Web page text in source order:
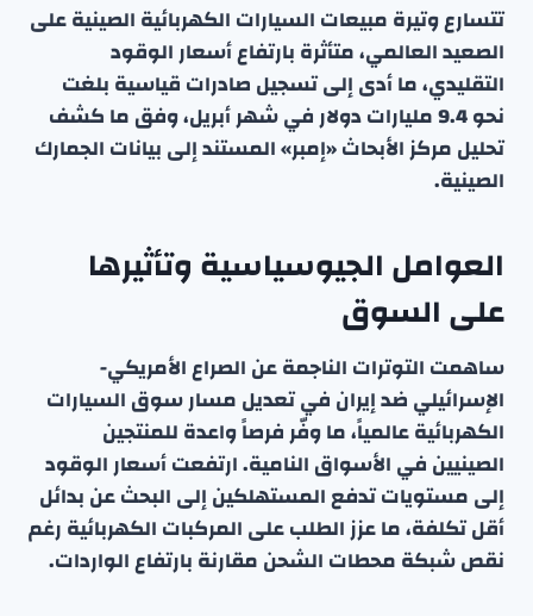
تتسارع وتيرة مبيعات السيارات الكهربائية الصينية على
الصعيد العالمي، متأثرة بارتفاع أسعار الوقود
التقليدي، ما أدى إلى تسجيل صادرات قياسية بلغت
نحو 9.4 مليارات دولار في شهر أبريل، وفق ما كشف
تحليل مركز الأبحاث «إمبر» المستند إلى بيانات الجمارك
الصينية.
العوامل الجيوسياسية وتأثيرها
على السوق
ساهمت التوترات الناجمة عن الصراع الأمريكي-
الإسرائيلي ضد إيران في تعديل مسار سوق السيارات
الكهربائية عالمياً، ما وفّر فرصاً واعدة للمنتجين
الصينيين في الأسواق النامية. ارتفعت أسعار الوقود
إلى مستويات تدفع المستهلكين إلى البحث عن بدائل
أقل تكلفة، ما عزز الطلب على المركبات الكهربائية رغم
نقص شبكة محطات الشحن مقارنة بارتفاع الواردات.